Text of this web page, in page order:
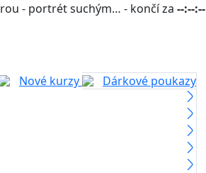
- portrét suchým… - končí za --:--:--
Nové kurzy
Dárkové poukazy